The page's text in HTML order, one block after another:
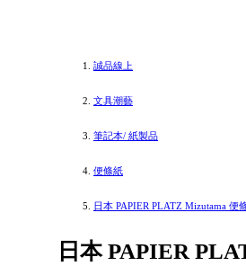
誠品線上
文具潮藝
筆記本/ 紙製品
便條紙
日本 PAPIER PLATZ Mizutama 便
日本 PAPIER